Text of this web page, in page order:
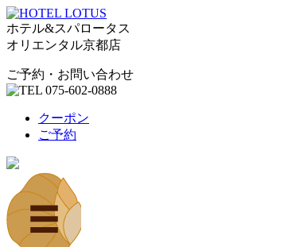
ホテル&スパロータス
オリエンタル京都店
ご予約・お問い合わせ
クーポン
ご予約